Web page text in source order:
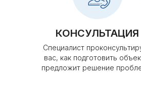
КОНСУЛЬТАЦИЯ
Специалист
вас, как подготовить
предложит решение